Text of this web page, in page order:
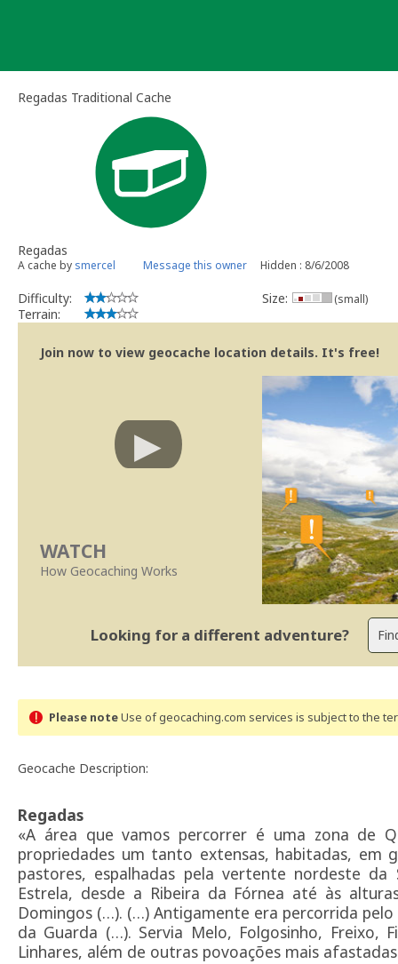
Regadas Traditional Cache
Regadas
A cache by smercel Message this owner Hidden : 8/6/2008
Difficulty:
Terrain:
Size: (small)
Join now to view geocache location details. It's free!
WATCH
How Geocaching Works
Looking for a different adventure?
Please noteUse of geocaching.com services is subject to the
Geocache Description:
Regadas
«A área que vamos percorrer é uma zona de
propriedades um tanto extensas, habitadas, em
pastores, espalhadas pela vertente nordeste da
Estrela, desde a Ribeira da Fórnea até às
Domingos (…). (…) Antigamente era percorrida pelo
da Guarda (…). Servia Melo, Folgosinho, Freixo,
Linhares, além de outras povoações mais